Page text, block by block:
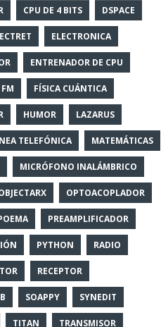
CPU DE 4 BITS DSPACE
ELECTRONICA
ENTRENADOR DE CPU
FM FÍSICA CUÁNTICA
HUMOR LAZARUS
TELEFÓNICA MATEMÁTICAS
MICRÓFONO INALÁMBRICO
OPTOACOPLADOR
PREAMPLIFICADOR
PYTHON RADIO
RECEPTOR
SOAPPY SYNEDIT
TITAN TRANSMISOR